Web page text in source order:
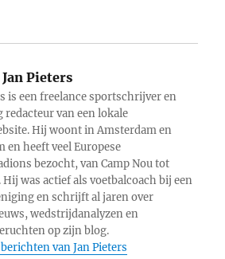
Jan Pieters
is een freelance sportschrijver en
redacteur van een lokale
Hij woont in Amsterdam en
en heeft veel Europese
bezocht, van Camp Nou tot
Hij was actief als voetbalcoach bij een
en schrijft al jaren over
wedstrijdanalyzen en
op zijn blog.
van Jan Pieters